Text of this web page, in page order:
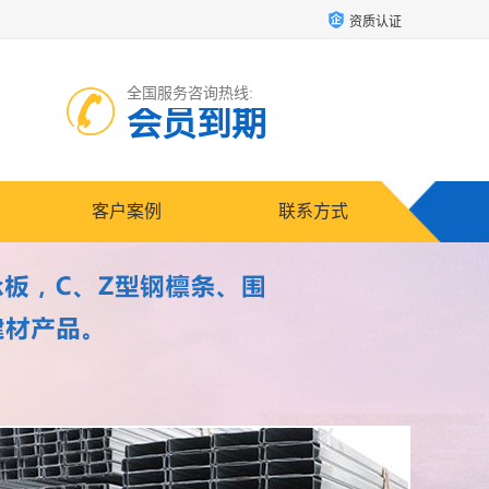
资质认证
全国服务咨询热线:
会员到期
客户案例 联系方式